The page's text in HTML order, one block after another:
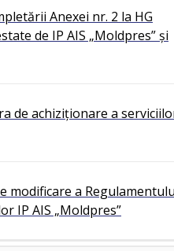
Anexei nr. 2 la HG
de IP AIS „Moldpres” și
de achiziționare a
modificare a
IP AIS „Moldpres”